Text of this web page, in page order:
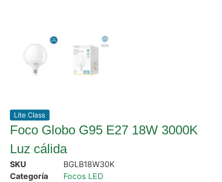
Lite Class
Foco Globo G95 E27 18W 3000K
Luz cálida
SKU
BGLB18W30K
Categoría
Focos LED